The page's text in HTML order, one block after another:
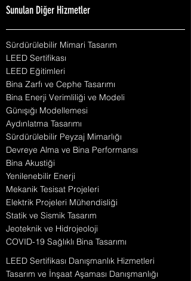
Sunulan Diğer Hizmetler
Sürdürülebilir Mimari Tasarım
LEED Sertifikası
LEED Eğitimleri
Bina Zarfı ve Cephe Tasarımı
Bina Enerji Verimliliği ve Modeli
Günışığı Modellemesi
Aydınlatma Tasarımı
Sürdürülebilir Peyzaj Mimarlığı
Devreye Alma ve Bina Performansı
Bina Akustiği
Yenilenebilir Enerji
Mekanik Tesisat Projeleri
Elektrik Projeleri Mühendisliği
Statik ve Sismik Tasarım
Jeoteknik ve Hidrojeoloji
COVID-19 Sağlıklı Bina Tasarımı
LEED Sertifikası Danışmanlık Hizmetleri
Tasarım ve İnşaat Aşaması Danışmanlığı